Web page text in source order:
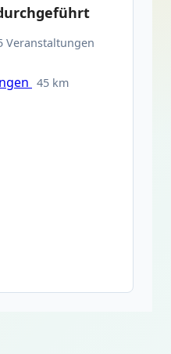
Veranstaltungen
45 km